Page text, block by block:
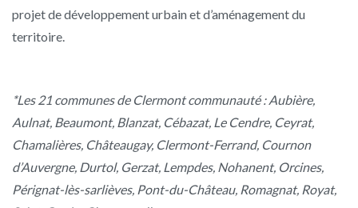
projet de développement urbain et d’aménagement du
territoire.
*Les 21 communes de Clermont communauté : Aubière,
Aulnat, Beaumont, Blanzat, Cébazat, Le Cendre, Ceyrat,
Chamalières, Châteaugay, Clermont-Ferrand, Cournon
d’Auvergne, Durtol, Gerzat, Lempdes, Nohanent, Orcines,
Pérignat-lès-sarlièves, Pont-du-Château, Romagnat, Royat,